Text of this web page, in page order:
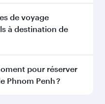
Madrid